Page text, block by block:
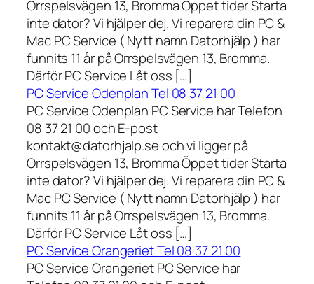
Orrspelsvägen 13, Bromma Öppet tider Starta
inte dator? Vi hjälper dej. Vi reparera din PC &
Mac PC Service ( Nytt namn Datorhjälp ) har
funnits 11 år på Orrspelsvägen 13, Bromma.
Därför PC Service Låt oss […]
PC Service Odenplan Tel 08 37 21 00
PC Service Odenplan PC Service har Telefon
08 37 21 00 och E-post
kontakt@datorhjalp.se och vi ligger på
Orrspelsvägen 13, Bromma Öppet tider Starta
inte dator? Vi hjälper dej. Vi reparera din PC &
Mac PC Service ( Nytt namn Datorhjälp ) har
funnits 11 år på Orrspelsvägen 13, Bromma.
Därför PC Service Låt oss […]
PC Service Orangeriet Tel 08 37 21 00
PC Service Orangeriet PC Service har